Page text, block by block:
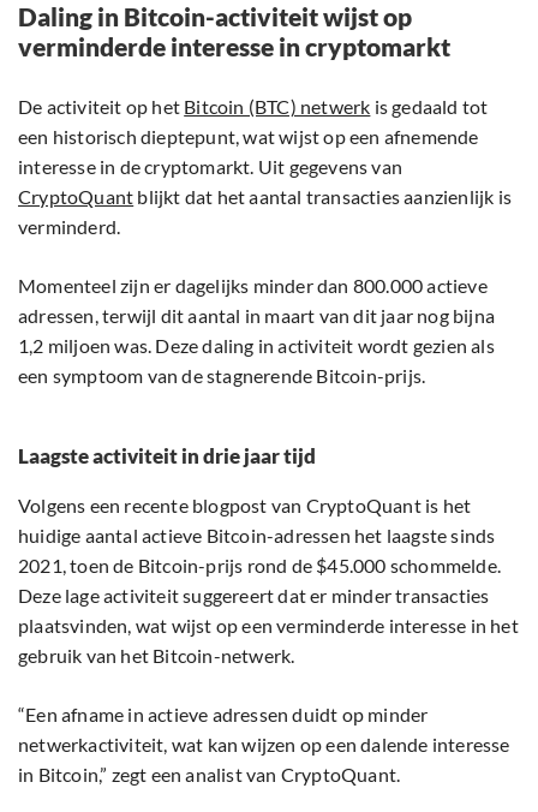
Daling in Bitcoin-activiteit wijst op
verminderde interesse in cryptomarkt
De activiteit op het Bitcoin (BTC) netwerk is gedaald tot
een historisch dieptepunt, wat wijst op een afnemende
interesse in de cryptomarkt. Uit gegevens van
CryptoQuant blijkt dat het aantal transacties aanzienlijk is
verminderd.
Momenteel zijn er dagelijks minder dan 800.000 actieve
adressen, terwijl dit aantal in maart van dit jaar nog bijna
1,2 miljoen was. Deze daling in activiteit wordt gezien als
een symptoom van de stagnerende Bitcoin-prijs.
Laagste activiteit in drie jaar tijd
Volgens een recente blogpost van CryptoQuant is het
huidige aantal actieve Bitcoin-adressen het laagste sinds
2021, toen de Bitcoin-prijs rond de $45.000 schommelde.
Deze lage activiteit suggereert dat er minder transacties
plaatsvinden, wat wijst op een verminderde interesse in het
gebruik van het Bitcoin-netwerk.
“Een afname in actieve adressen duidt op minder
netwerkactiviteit, wat kan wijzen op een dalende interesse
in Bitcoin,” zegt een analist van CryptoQuant.